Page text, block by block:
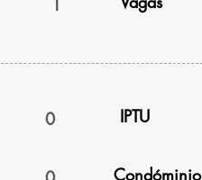
1
0 IPTU
Condóminio